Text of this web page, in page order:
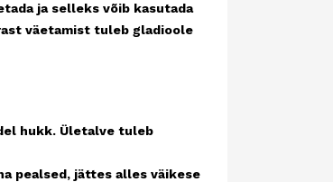
ja selleks võib kasutada
väetamist tuleb gladioole
hukk. Ületalve tuleb
pealsed, jättes alles väikese